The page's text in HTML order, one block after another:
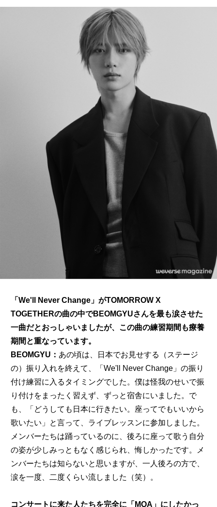
「We'll Never Change」がTOMORROW X
TOGETHERの曲の中でBEOMGYUさんを最も涙させた
一曲だとおっしゃいましたが、この曲の練習期間も療養
期間と重なっています。
BEOMGYU： あの頃は、日本でお見せする（ステージ
の）振り入れを終えて、「We'll Never Change」の振り
付け練習に入るタイミングでした。僕は怪我のせいで振
り付けをまったく習えず、ずっと宿舎にいました。で
も、「どうしても日本に行きたい。座ってでもいいから
歌いたい」と言って、ライブレッスンに参加しました。
メンバーたちは踊っているのに、後ろに座って歌う自分
の姿が少しみっともなく感じられ、悔しかったです。メ
ンバーたちは知らないと思いますが、一人後ろの方で、
涙を一度、二度くらい流しました（笑）。
コンサートに来た人たちを完全に「MOA」にしたかっ